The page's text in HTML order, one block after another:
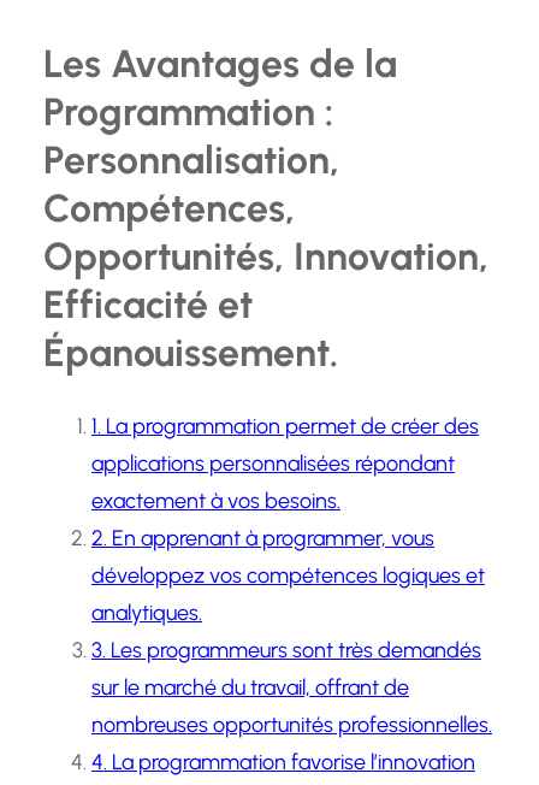
Les Avantages de la
Programmation :
Personnalisation,
Compétences,
Opportunités, Innovation,
Efficacité et
Épanouissement.
1. La programmation permet de créer des
applications personnalisées répondant
exactement à vos besoins.
2. En apprenant à programmer, vous
développez vos compétences logiques et
analytiques.
3. Les programmeurs sont très demandés
sur le marché du travail, offrant de
nombreuses opportunités professionnelles.
4. La programmation favorise l’innovation